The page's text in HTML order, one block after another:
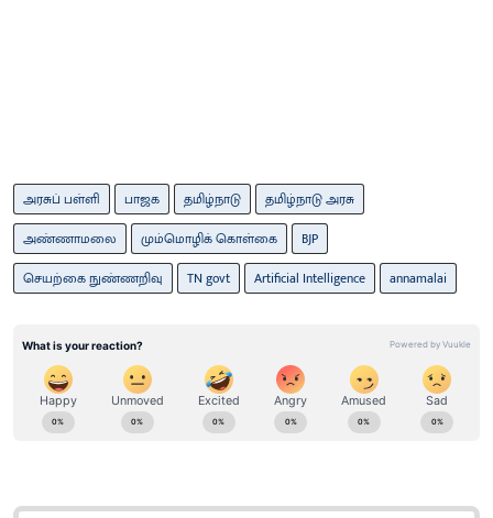
அரசுப் பள்ளி பாஜக தமிழ்நாடு
தமிழ்நாடு அரசு
அண்ணாமலை
மும்மொழிக் கொள்கை
BJP
செயற்கை நுண்ணறிவு
TN govt Artificial Intelligence annamalai